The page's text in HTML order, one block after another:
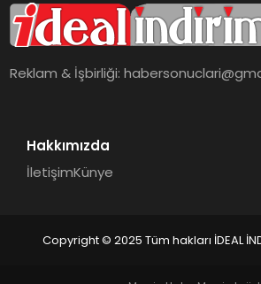
Reklam & İşbirliği:
Hakkımızda
İletişimKünye
Copyright © 2025 Tüm hakları İDEAL